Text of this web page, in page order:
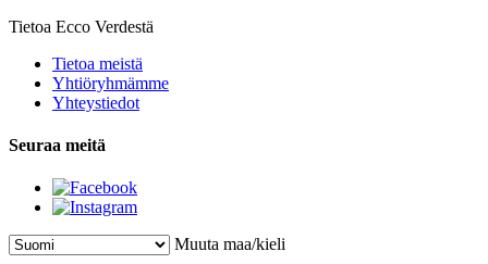
Tietoa Ecco Verdestä
Tietoa meistä
Yhtiöryhmämme
Yhteystiedot
Seuraa meitä
Muuta maa/kieli